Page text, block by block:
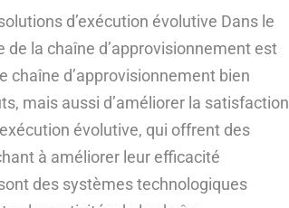
d’exécution évolutive Dans le
de la chaîne d’approvisionnement est
chaîne d’approvisionnement bien
mais aussi d’améliorer la satisfaction
évolutive, qui offrent des
à améliorer leur efficacité
des systèmes technologiques